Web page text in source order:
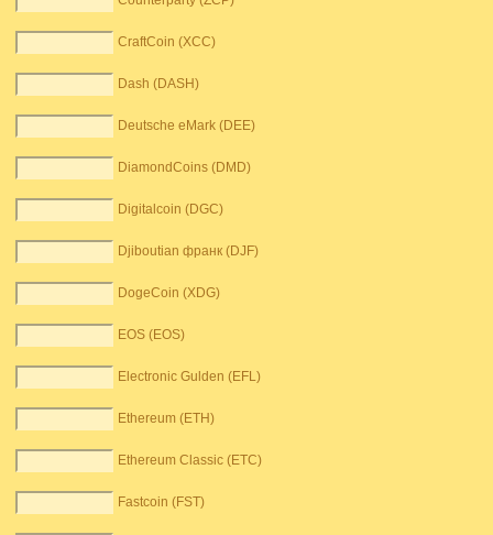
CraftCoin (XCC)
Dash (DASH)
Deutsche eMark (DEE)
DiamondCoins (DMD)
Digitalcoin (DGC)
Djiboutian франк (DJF)
DogeCoin (XDG)
EOS (EOS)
Electronic Gulden (EFL)
Ethereum (ETH)
Ethereum Classic (ETC)
Fastcoin (FST)